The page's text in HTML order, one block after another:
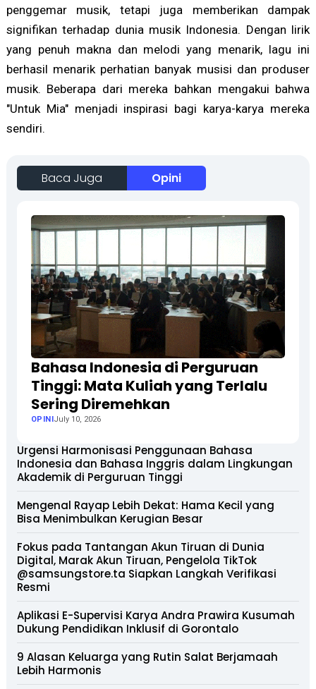
penggemar musik, tetapi juga memberikan dampak
signifikan terhadap dunia musik Indonesia. Dengan lirik
yang penuh makna dan melodi yang menarik, lagu ini
berhasil menarik perhatian banyak musisi dan produser
musik. Beberapa dari mereka bahkan mengakui bahwa
"Untuk Mia" menjadi inspirasi bagi karya-karya mereka
sendiri.
Baca Juga Opini
Bahasa Indonesia di Perguruan
Tinggi: Mata Kuliah yang Terlalu
Sering Diremehkan
OPINIJuly 10, 2026
Urgensi Harmonisasi Penggunaan Bahasa
Indonesia dan Bahasa Inggris dalam Lingkungan
Akademik di Perguruan Tinggi
Mengenal Rayap Lebih Dekat: Hama Kecil yang
Bisa Menimbulkan Kerugian Besar
Fokus pada Tantangan Akun Tiruan di Dunia
Digital, Marak Akun Tiruan, Pengelola TikTok
@samsungstore.ta Siapkan Langkah Verifikasi
Resmi
Aplikasi E-Supervisi Karya Andra Prawira Kusumah
Dukung Pendidikan Inklusif di Gorontalo
9 Alasan Keluarga yang Rutin Salat Berjamaah
Lebih Harmonis